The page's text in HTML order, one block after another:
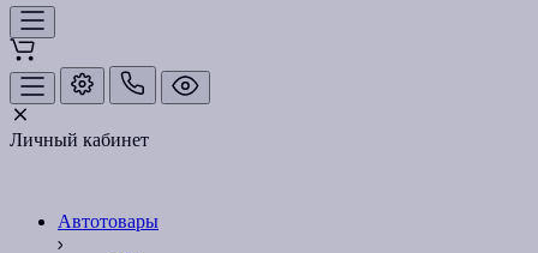
Личный кабинет
Автотовары